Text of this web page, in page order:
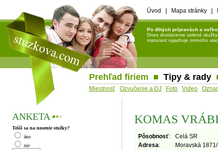
Úvod Mapa stránky
Po dlhých prípravách a
Dnes dostaneme zelené
maturant vyjadruje omnoho
Prehľad firiem ■ Tipy & rady
Miestnosť Ozvučenie a DJ Foto Video
ANKETA ▪▪▪
Tešíš sa na nosenie stužky?
áno
nie
KOMAS
Pôsobnosť:
Celá SR
Adresa:
Moravská